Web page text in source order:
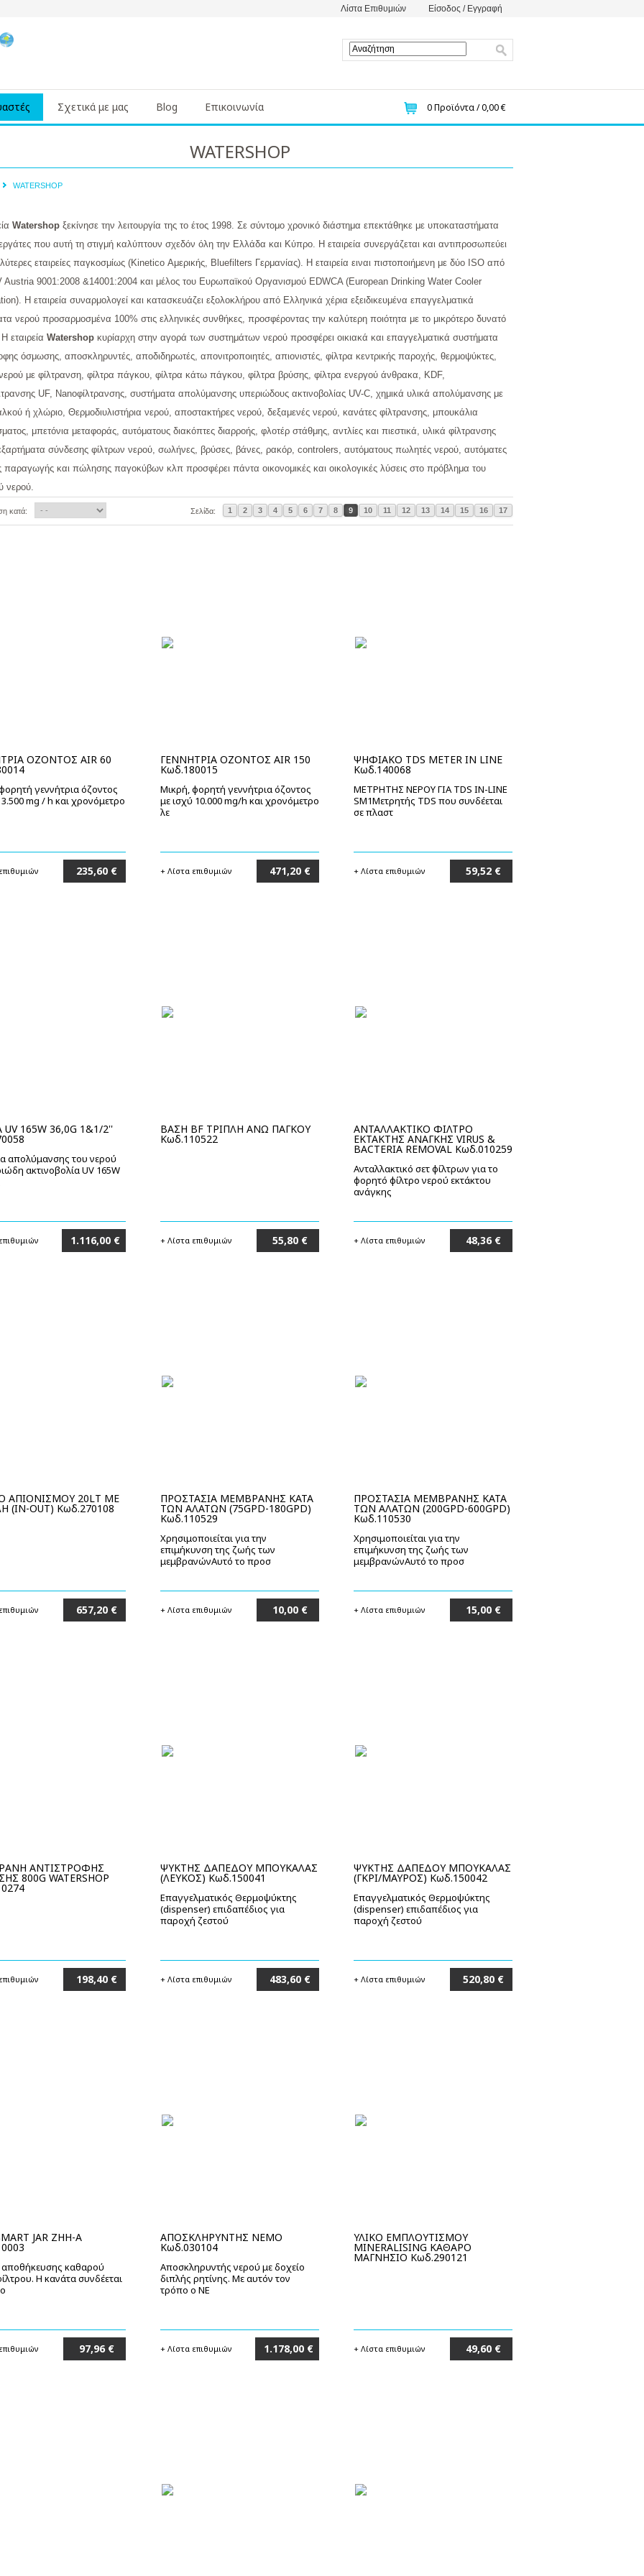
Λίστα Επιθυμιών Είσοδος / Εγγραφή
Σχετικά με μας Blog Επικοινωνία 0Προϊόντα /0,00 €
WATERSHOP
WATERSHOP
Watershop ξεκίνησε την λειτουργία της το έτος 1998. Σε σύντομο χρονικό διάστημα επεκτάθηκε με υποκαταστήματα
που αυτή τη στιγμή καλύπτουν σχεδόν όλη την Ελλάδα και Κύπρο. Η εταιρεία συνεργάζεται και αντιπροσωπεύει
εταιρείες παγκοσμίως (Kinetico Αμερικής, Bluefilters Γερμανίας). Η εταιρεία ειναι πιστοποιήμενη με δύο ISO από
Austria 9001:2008 &14001:2004 και μέλος του Ευρωπαϊκού Οργανισμού EDWCA (European Drinking Water Cooler
Η εταιρεία συναρμολογεί και κατασκευάζει εξολοκλήρου από Ελληνικά χέρια εξειδικευμένα επαγγελματικά
νερού προσαρμοσμένα 100% στις ελληνικές συνθήκες, προσφέροντας την καλύτερη ποιότητα με το μικρότερο δυνατό
εταιρεία Watershop κυρίαρχη στην αγορά των συστημάτων νερού προσφέρει οικιακά και επαγγελματικά συστήματα
όσμωσης, αποσκληρυντές, αποδιδηρωτές, απονιτροποιητές, απιονιστές, φίλτρα κεντρικής παροχής, θερμοψύκτες,
με φίλτρανση, φίλτρα πάγκου, φίλτρα κάτω πάγκου, φίλτρα βρύσης, φίλτρα ενεργού άνθρακα, KDF,
UF, Nanoφίλτρανσης, συστήματα απολύμανσης υπεριώδους ακτινοβολίας UV-C, χημικά υλικά απολύμανσης με
ή χλώριο, Θερμοδιυλιστήρια νερού, αποστακτήρες νερού, δεξαμενές νερού, κανάτες φίλτρανσης, μπουκάλια
μπετόνια μεταφοράς, αυτόματους διακόπτες διαρροής, φλοτέρ στάθμης, αντλίες και πιεστικά, υλικά φίλτρανσης
σύνδεσης φίλτρων νερού, σωλήνες, βρύσες, βάνες, ρακόρ, controlers, αυτόματους πωλητές νερού, αυτόματες
παραγωγής και πώλησης παγοκύβων κλπ προσφέρει πάντα οικονομικές και οικολογικές λύσεις στο πρόβλημα του
νερού.
κατά: Σελίδα: 1 2 3 4 5 6 7 8 9 10 11 12 13 14 15 16 17
ΟΖΟΝΤΟΣ AIR 60
γεννήτρια όζοντος
mg / h και χρονόμετρο
235,60 €
ΓΕΝΝΗΤΡΙΑ ΟΖΟΝΤΟΣ AIR 150
Κωδ.180015
Μικρή, φορητή γεννήτρια όζοντος
με ισχύ 10.000 mg/h και χρονόμετρο
λε
+ Λίστα επιθυμιών 471,20 €
ΨΗΦΙΑΚΟ TDS METER IN LINE
Κωδ.140068
ΜΕΤΡΗΤΗΣ ΝΕΡΟΥ ΓΙΑ TDS IN-LINE
SM1Μετρητής TDS που συνδέεται
σε πλαστ
+ Λίστα επιθυμιών 59,52 €
UV 165W 36,0G 1&1/2''
απολύμανσης του νερού
ακτινοβολία UV 165W
1.116,00 €
ΒΑΣΗ BF ΤΡΙΠΛΗ ΑΝΩ ΠΑΓΚΟΥ
Κωδ.110522
+ Λίστα επιθυμιών 55,80 €
ΑΝΤΑΛΛΑΚΤΙΚΟ ΦΙΛΤΡΟ
ΕΚΤΑΚΤΗΣ ΑΝΑΓΚΗΣ VIRUS &
BACTERIA REMOVAL Κωδ.010259
Ανταλλακτικό σετ φίλτρων για το
φορητό φίλτρο νερού εκτάκτου
ανάγκης
+ Λίστα επιθυμιών 48,36 €
ΑΠΙΟΝΙΣΜΟΥ 20LT ΜΕ
(IN-OUT) Κωδ.270108
657,20 €
ΠΡΟΣΤΑΣΙΑ ΜΕΜΒΡΑΝΗΣ ΚΑΤΑ
ΤΩΝ ΑΛΑΤΩΝ (75GPD-180GPD)
Κωδ.110529
Χρησιμοποιείται για την
επιμήκυνση της ζωής των
μεμβρανώνΑυτό το προσ
+ Λίστα επιθυμιών 10,00 €
ΠΡΟΣΤΑΣΙΑ ΜΕΜΒΡΑΝΗΣ ΚΑΤΑ
ΤΩΝ ΑΛΑΤΩΝ (200GPD-600GPD)
Κωδ.110530
Χρησιμοποιείται για την
επιμήκυνση της ζωής των
μεμβρανώνΑυτό το προσ
+ Λίστα επιθυμιών 15,00 €
ΑΝΤΙΣΤΡΟΦΗΣ
800G WATERSHOP
198,40 €
ΨΥΚΤΗΣ ΔΑΠΕΔΟΥ ΜΠΟΥΚΑΛΑΣ
(ΛΕΥΚΟΣ) Κωδ.150041
Επαγγελματικός Θερμοψύκτης
(dispenser) επιδαπέδιος για
παροχή ζεστού
+ Λίστα επιθυμιών 483,60 €
ΨΥΚΤΗΣ ΔΑΠΕΔΟΥ ΜΠΟΥΚΑΛΑΣ
(ΓΚΡΙ/ΜΑΥΡΟΣ) Κωδ.150042
Επαγγελματικός Θερμοψύκτης
(dispenser) επιδαπέδιος για
παροχή ζεστού
+ Λίστα επιθυμιών 520,80 €
JAR ZHH-A
καθαρού
Η κανάτα συνδέεται
97,96 €
ΑΠΟΣΚΛΗΡΥΝΤΗΣ NEMO
Κωδ.030104
Αποσκληρυντής νερού με δοχείο
διπλής ρητίνης. Με αυτόν τον
τρόπο ο NE
+ Λίστα επιθυμιών 1.178,00 €
ΥΛΙΚΟ ΕΜΠΛΟΥΤΙΣΜΟΥ
MINERALISING ΚΑΘΑΡΟ
ΜΑΓΝΗΣΙΟ Κωδ.290121
+ Λίστα επιθυμιών 49,60 €